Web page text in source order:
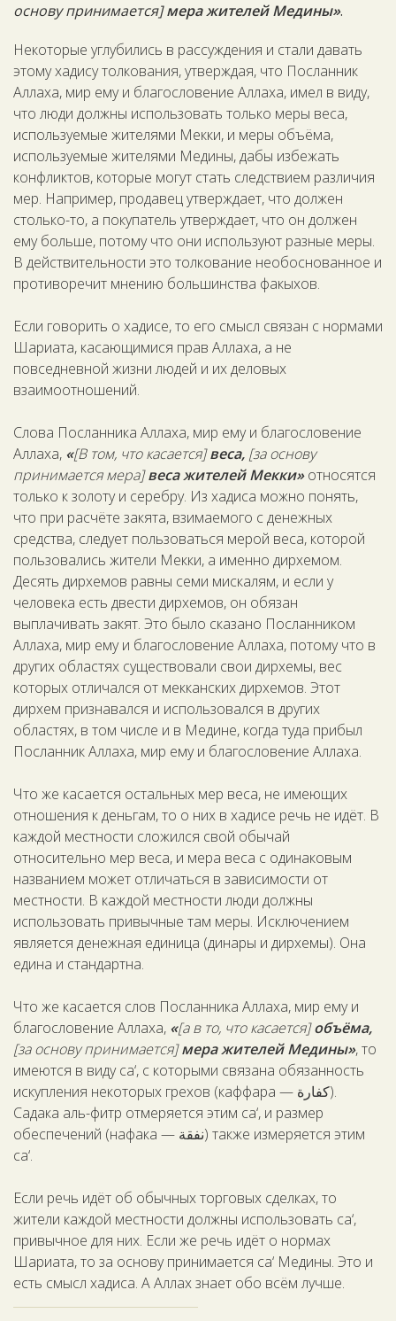
основу принимается]мера жителей Медины».
Некоторые углубились в рассуждения и стали давать
этому хадису толкования, утверждая, что Посланник
Аллаха, мир ему и благословение Аллаха, имел в виду,
что люди должны использовать только меры веса,
используемые жителями Мекки, и меры объёма,
используемые жителями Медины, дабы избежать
конфликтов, которые могут стать следствием различия
мер. Например, продавец утверждает, что должен
столько-то, а покупатель утверждает, что он должен
ему больше, потому что они используют разные меры.
В действительности это толкование необоснованное и
противоречит мнению большинства факыхов.
Если говорить о хадисе, то его смысл связан с нормами
Шариата, касающимися прав Аллаха, а не
повседневной жизни людей и их деловых
взаимоотношений.
Слова Посланника Аллаха, мир ему и благословение
Аллаха, «[В том, что касается]веса, [за основу
принимается мера]веса жителей Мекки»относятся
только к золоту и серебру. Из хадиса можно понять,
что при расчёте закята, взимаемого с денежных
средства, следует пользоваться мерой веса, которой
пользовались жители Мекки, а именно дирхемом.
Десять дирхемов равны семи мискалям, и если у
человека есть двести дирхемов, он обязан
выплачивать закят. Это было сказано Посланником
Аллаха, мир ему и благословение Аллаха, потому что в
других областях существовали свои дирхемы, вес
которых отличался от мекканских дирхемов. Этот
дирхем признавался и использовался в других
областях, в том числе и в Медине, когда туда прибыл
Посланник Аллаха, мир ему и благословение Аллаха.
Что же касается остальных мер веса, не имеющих
отношения к деньгам, то о них в хадисе речь не идёт. В
каждой местности сложился свой обычай
относительно мер веса, и мера веса с одинаковым
названием может отличаться в зависимости от
местности. В каждой местности люди должны
использовать привычные там меры. Исключением
является денежная единица (динары и дирхемы). Она
едина и стандартна.
Что же касается слов Посланника Аллаха, мир ему и
благословение Аллаха, «[а в то, что касается]объёма,
[за основу принимается]мера жителей Медины», то
имеются в виду са‘, с которыми связана обязанность
искупления некоторых грехов (каффара — كفارة).
Садака аль-фитр отмеряется этим са‘, и размер
обеспечений (нафака — نفقة) также измеряется этим
са‘.
Если речь идёт об обычных торговых сделках, то
жители каждой местности должны использовать са‘,
привычное для них. Если же речь идёт о нормах
Шариата, то за основу принимается са‘ Медины. Это и
есть смысл хадиса. А Аллах знает обо всём лучше.